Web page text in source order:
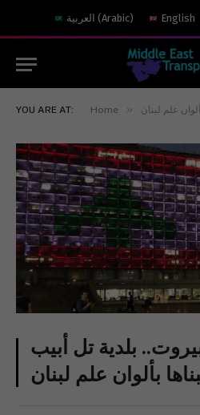
العربية (Arabic) English
YOU ARE AT: Home »
بلدية تل أبيب